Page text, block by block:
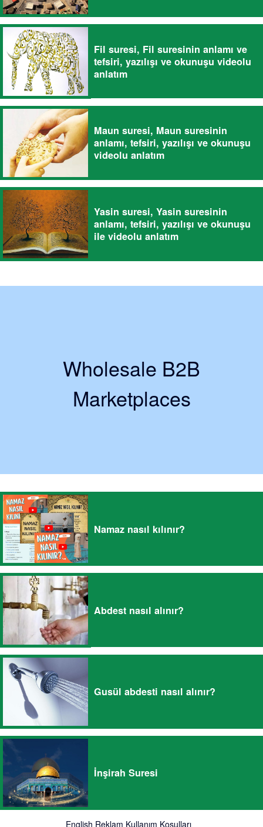
Fil suresi, Fil suresinin anlamı ve
tefsiri, yazılışı ve okunuşu videolu
anlatım
Maun suresi, Maun suresinin
anlamı, tefsiri, yazılışı ve okunuşu
videolu anlatım
Yasin suresi, Yasin suresinin
anlamı, tefsiri, yazılışı ve okunuşu
ile videolu anlatım
Wholesale B2B
Marketplaces
Namaz nasıl kılınır?
Abdest nasıl alınır?
Gusül abdesti nasıl alınır?
İnşirah Suresi
English Reklam Kullanım Koşulları